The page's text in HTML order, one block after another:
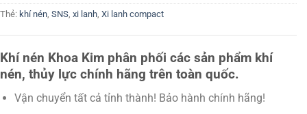
Thẻ: khí nén, SNS, xi lanh, Xi lanh compact
Khí nén Khoa Kim phân phối các sản phẩm khí
nén, thủy lực chính hãng trên toàn quốc.
Vận chuyển tất cả tỉnh thành! Bảo hành chính hãng!